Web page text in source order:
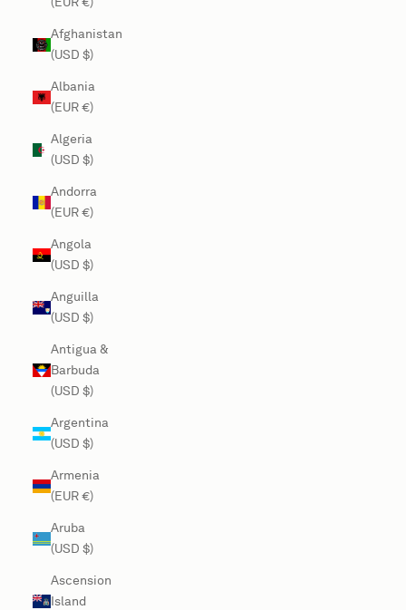
Afghanistan
(USD $)
Albania
(EUR €)
Algeria
(USD $)
Andorra
(EUR €)
Angola
(USD $)
Anguilla
(USD $)
Antigua &
Barbuda
(USD $)
Argentina
(USD $)
Armenia
(EUR €)
Aruba
(USD $)
Ascension
Island